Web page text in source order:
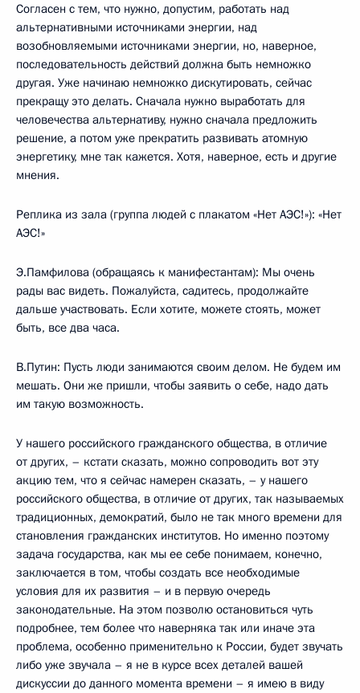
Согласен с тем, что нужно, допустим, работать над
альтернативными источниками энергии, над
возобновляемыми источниками энергии, но, наверное,
последовательность действий должна быть немножко
другая. Уже начинаю немножко дискутировать, сейчас
прекращу это делать. Сначала нужно выработать для
человечества альтернативу, нужно сначала предложить
решение, а потом уже прекратить развивать атомную
энергетику, мне так кажется. Хотя, наверное, есть и другие
мнения.
Реплика из зала (группа людей с плакатом «Нет АЭС!»): «Нет
АЭС!»
Э.Памфилова (обращаясь к манифестантам): Мы очень
рады вас видеть. Пожалуйста, садитесь, продолжайте
дальше участвовать. Если хотите, можете стоять, может
быть, все два часа.
В.Путин: Пусть люди занимаются своим делом. Не будем им
мешать. Они же пришли, чтобы заявить о себе, надо дать
им такую возможность.
У нашего российского гражданского общества, в отличие
от других, – кстати сказать, можно сопроводить вот эту
акцию тем, что я сейчас намерен сказать, – у нашего
российского общества, в отличие от других, так называемых
традиционных, демократий, было не так много времени для
становления гражданских институтов. Но именно поэтому
задача государства, как мы ее себе понимаем, конечно,
заключается в том, чтобы создать все необходимые
условия для их развития – и в первую очередь
законодательные. На этом позволю остановиться чуть
подробнее, тем более что наверняка так или иначе эта
проблема, особенно применительно к России, будет звучать
либо уже звучала – я не в курсе всех деталей вашей
дискуссии до данного момента времени – я имею в виду